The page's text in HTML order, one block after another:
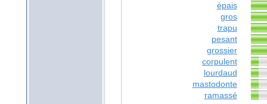
épais
gros
trapu
pesant
grossier
corpulent
lourdaud
mastodonte
ramassé